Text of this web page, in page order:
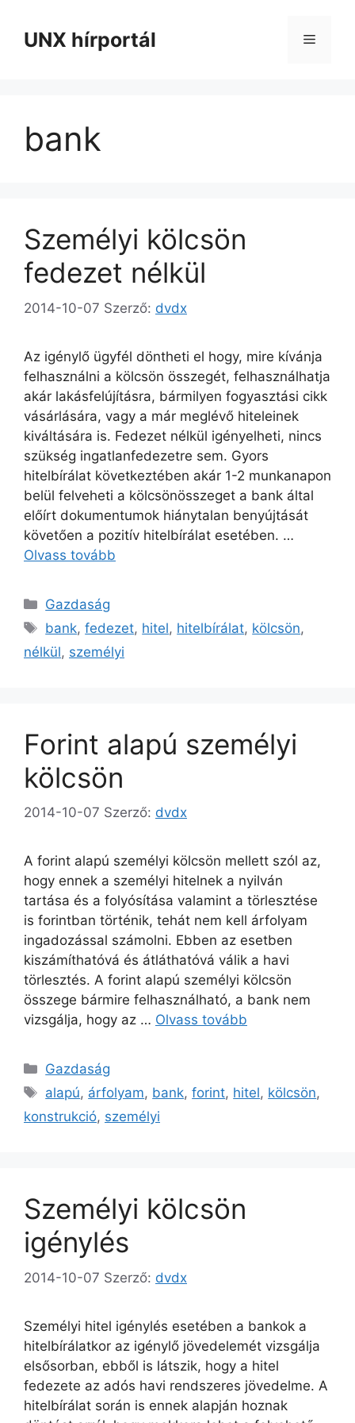
tartalomba
UNX hírportál Menü
bank
Személyi kölcsön
fedezet nélkül
2014-10-07 Szerző: dvdx
Az igénylő ügyfél döntheti el hogy, mire kívánja
felhasználni a kölcsön összegét, felhasználhatja
akár lakásfelújításra, bármilyen fogyasztási cikk
vásárlására, vagy a már meglévő hiteleinek
kiváltására is. Fedezet nélkül igényelheti, nincs
szükség ingatlanfedezetre sem. Gyors
hitelbírálat következtében akár 1-2 munkanapon
belül felveheti a kölcsönösszeget a bank által
előírt dokumentumok hiánytalan benyújtását
követően a pozitív hitelbírálat esetében. …
Olvass tovább
Kategória
Gazdaság
Címkék
bank,fedezet, hitel, hitelbírálat, kölcsön,
nélkül, személyi
Forint alapú személyi
kölcsön
2014-10-07 Szerző: dvdx
A forint alapú személyi kölcsön mellett szól az,
hogy ennek a személyi hitelnek a nyilván
tartása és a folyósítása valamint a törlesztése
is forintban történik, tehát nem kell árfolyam
ingadozással számolni. Ebben az esetben
kiszámíthatóvá és átláthatóvá válik a havi
törlesztés. A forint alapú személyi kölcsön
összege bármire felhasználható, a bank nem
vizsgálja, hogy az … Olvass tovább
Kategória
Gazdaság
Címkék
alapú, árfolyam, bank,forint, hitel, kölcsön,
konstrukció, személyi
Személyi kölcsön
igénylés
2014-10-07 Szerző: dvdx
Személyi hitel igénylés esetében a bankok a
hitelbírálatkor az igénylő jövedelemét vizsgálja
elsősorban, ebből is látszik, hogy a hitel
fedezete az adós havi rendszeres jövedelme. A
hitelbírálat során is ennek alapján hoznak